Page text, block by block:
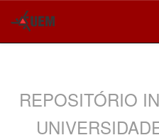
REPOSITÓRIO